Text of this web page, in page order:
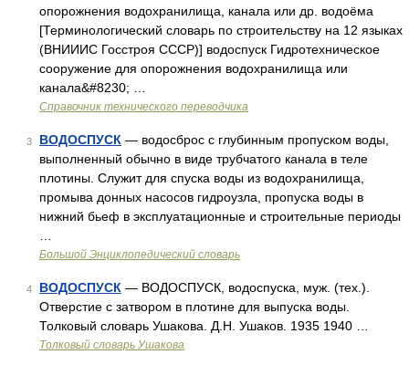
опорожнения водохранилища, канала или др. водоёма
[Терминологический словарь по строительству на 12 языках
(ВНИИИС Госстроя СССР)] водоспуск Гидротехническое
сооружение для опорожнения водохранилища или
канала&#8230; …
Справочник технического переводчика
3 ВОДОСПУСК — водосброс с глубинным пропуском воды,
выполненный обычно в виде трубчатого канала в теле
плотины. Служит для спуска воды из водохранилища,
промыва донных насосов гидроузла, пропуска воды в
нижний бьеф в эксплуатационные и строительные периоды
Большой Энциклопедический словарь
4 ВОДОСПУСК — ВОДОСПУСК, водоспуска, муж. (тех.).
Отверстие с затвором в плотине для выпуска воды.
Толковый словарь Ушакова. Д.Н. Ушаков. 1935 1940 …
Толковый словарь Ушакова